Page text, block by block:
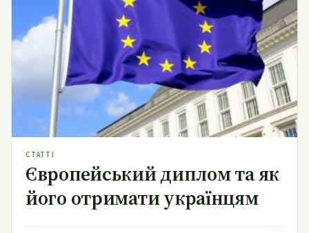
Європейський диплом та як його отримати
українцям
СТАТТІ
Європейський диплом та як
його отримати українцям